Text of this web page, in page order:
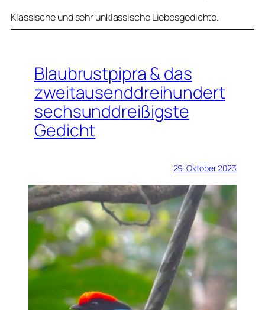
Klassische und sehr unklassische Liebesgedichte.
Blaubrustpipra & das
zweitausenddreihundert
sechsunddreißigste
Gedicht
29. Oktober 2023